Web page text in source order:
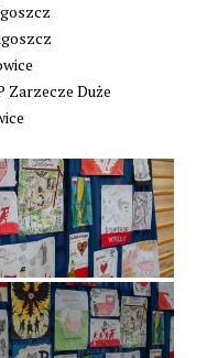
Zarzecze Duże